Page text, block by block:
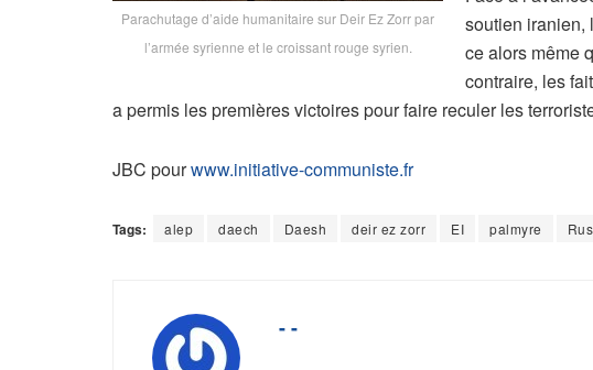
Parachutage d’aide humanitaire sur Deir Ez Zorr par
l’armée syrienne et le croissant rouge syrien.
soutien iranien,
ce alors même
contraire, les
a permis les premières victoires pour faire reculer les
JBC pourwww.initiative-communiste.fr
Tags: alep daech Daesh deir ez zorr EI palmyre
- -